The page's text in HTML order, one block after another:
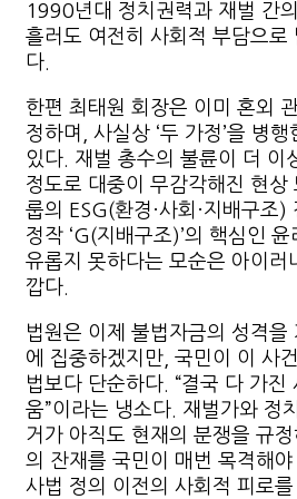
1990년대 정치권력과 재벌 간
흘러도 여전히 사회적 부담으로
다.
한편 최태원 회장은 이미 혼외
정하며, 사실상 ‘두 가정’을 병
있다. 재벌 총수의 불륜이 더 이
정도로 대중이 무감각해진 현상
룹의 ESG(환경·사회·지배구조)
정작 ‘G(지배구조)’의 핵심인
유롭지 못하다는 모순은 아이러
깝다.
법원은 이제 불법자금의 성격을
에 집중하겠지만, 국민이 이 사
법보다 단순하다. “결국 다 가진
움”이라는 냉소다. 재벌가와 정
거가 아직도 현재의 분쟁을 규
의 잔재를 국민이 매번 목격해
사법 정의 이전의 사회적 피로를